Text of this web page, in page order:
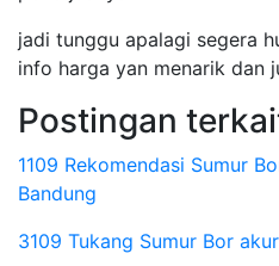
jadi tunggu apalagi segera
info harga yan menarik dan
Postingan
1109 Rekomendasi Sumur
Bandung
3109 Tukang Sumur Bor